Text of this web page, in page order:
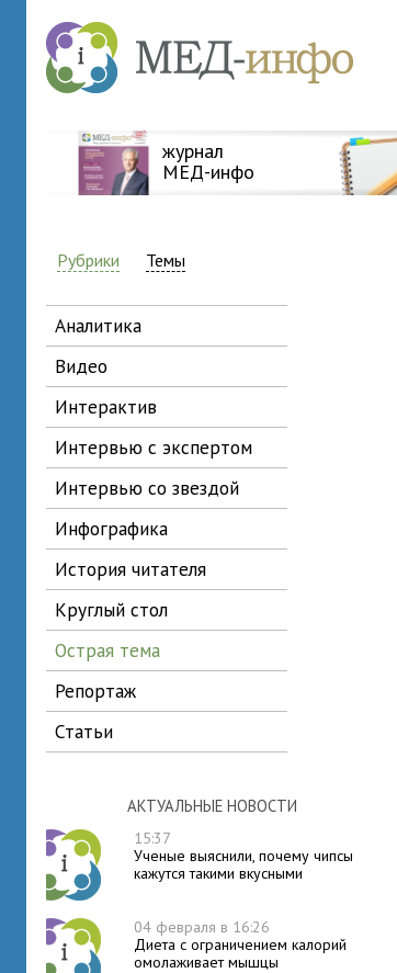
журнал
МЕД-инфо
Рубрики Темы
аналитика
видео
интерактив
интервью с экспертом
интервью со звездой
инфографика
история читателя
круглый стол
острая тема
репортаж
статьи
АКТУАЛЬНЫЕ НОВОСТИ
15:37
Ученые выяснили, почему чипсы
кажутся такими вкусными
04 февраля в 16:26
Диета с ограничением калорий
омолаживает мышцы